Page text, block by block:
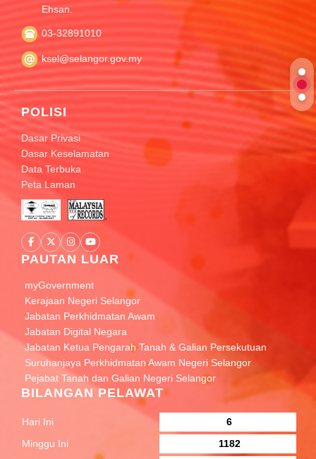
Ehsan.
03-32891010
ksel@selangor.gov.my
POLISI
Dasar Privasi
Dasar Keselamatan
Data Terbuka
Peta Laman
PAUTAN LUAR
myGovernment
Kerajaan Negeri Selangor
Jabatan Perkhidmatan Awam
Jabatan Digital Negara
Jabatan Ketua Pengarah Tanah & Galian Persekutuan
Suruhanjaya Perkhidmatan Awam Negeri Selangor
Pejabat Tanah dan Galian Negeri Selangor
BILANGAN PELAWAT
Hari Ini
6
Minggu Ini
1182